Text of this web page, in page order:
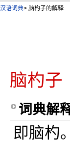
汉语词典> 脑杓子的解释
脑杓子
词典解
即脑杓。